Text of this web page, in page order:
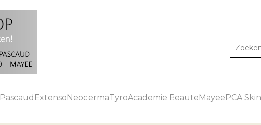
Zoeken
Pascaud ExtensoNeodermaTyroAcademie BeauteMayeePCA Skin